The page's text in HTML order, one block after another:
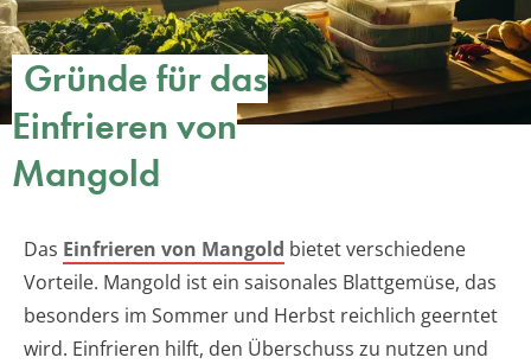
Gründe für das
Einfrieren von
Mangold
Das Einfrieren von Mangold bietet verschiedene
Vorteile. Mangold ist ein saisonales Blattgemüse, das
besonders im Sommer und Herbst reichlich geerntet
wird. Einfrieren hilft, den Überschuss zu nutzen und